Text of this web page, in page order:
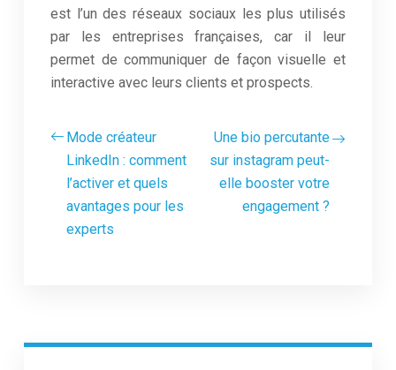
est l’un des réseaux sociaux les plus utilisés
par les entreprises françaises, car il leur
permet de communiquer de façon visuelle et
interactive avec leurs clients et prospects.
Mode créateur
LinkedIn : comment
l’activer et quels
avantages pour les
experts
Une bio percutante
sur instagram peut-
elle booster votre
engagement ?